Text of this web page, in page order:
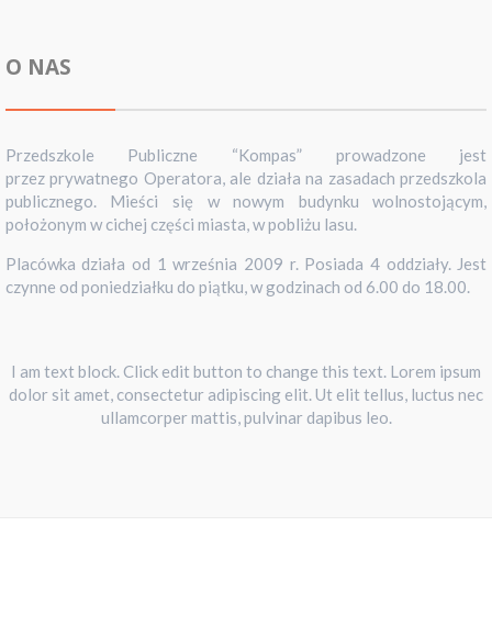
O NAS
Przedszkole Publiczne “Kompas” prowadzone jest
przez prywatnego Operatora, ale działa na zasadach przedszkola
publicznego. Mieści się w nowym budynku wolnostojącym,
położonym w cichej części miasta, w pobliżu lasu.
Placówka działa od 1 września 2009 r. Posiada 4 oddziały. Jest
czynne od poniedziałku do piątku, w godzinach od 6.00 do 18.00.
I am text block. Click edit button to change this text. Lorem ipsum
dolor sit amet, consectetur adipiscing elit. Ut elit tellus, luctus nec
ullamcorper mattis, pulvinar dapibus leo.